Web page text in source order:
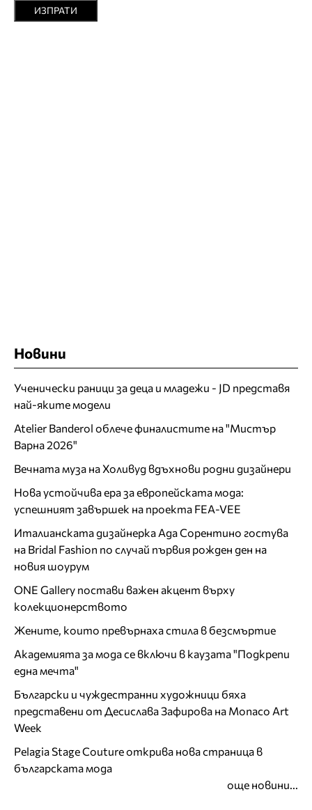
ИЗПРАТИ
Новини
Ученически раници за деца и младежи - JD представя
най-яките модели
Atelier Banderol облече финалистите на "Мистър
Варна 2026"
Вечната муза на Холивуд вдъхнови родни дизайнери
Нова устойчива ера за европейската мода:
успешният завършек на проекта FEA-VEE
Италианската дизайнерка Ада Сорентино гостува
на Bridal Fashion по случай първия рожден ден на
новия шоурум
ONE Gallery постави важен акцент върху
колекционерството
Жените, които превърнаха стила в безсмъртие
Академията за мода се включи в каузата "Подкрепи
една мечта"
Български и чуждестранни художници бяха
представени от Десислава Зафирова на Monaco Art
Week
Pelagia Stage Couture открива нова страница в
българската мода
още новини...